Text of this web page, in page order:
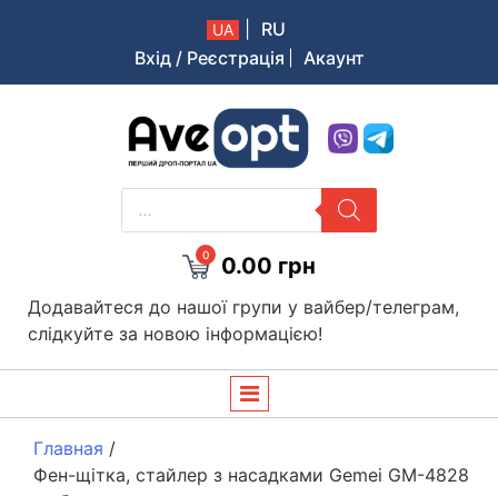
UA
RU
Вхід / Реєстрація
Акаунт
Aveopt – оптова дропшипінг платформа в Україні
PRODUCTS
SEARCH
0 0.00 грн
Додавайтеся до нашої групи у вайбер/телеграм,
слідкуйте за новою інформацією!
Главная /
Фен-щітка, стайлер з насадками Gemei GM-4828